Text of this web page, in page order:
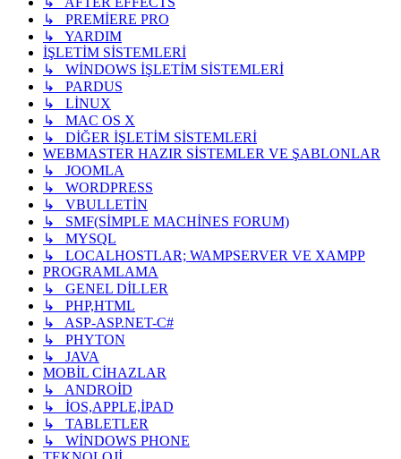
↳ PREMİERE PRO
↳ YARDIM
İŞLETİM SİSTEMLERİ
↳ WİNDOWS İŞLETİM SİSTEMLERİ
↳ PARDUS
↳ LİNUX
↳ MAC OS X
↳ DİĞER İŞLETİM SİSTEMLERİ
WEBMASTER HAZIR SİSTEMLER VE ŞABLONLAR
↳ JOOMLA
↳ WORDPRESS
↳ VBULLETİN
↳ SMF(SİMPLE MACHİNES FORUM)
↳ MYSQL
↳ LOCALHOSTLAR; WAMPSERVER VE XAMPP
PROGRAMLAMA
↳ GENEL DİLLER
↳ PHP,HTML
↳ ASP-ASP.NET-C#
↳ PHYTON
↳ JAVA
MOBİL CİHAZLAR
↳ ANDROİD
↳ İOS,APPLE,İPAD
↳ TABLETLER
↳ WİNDOWS PHONE